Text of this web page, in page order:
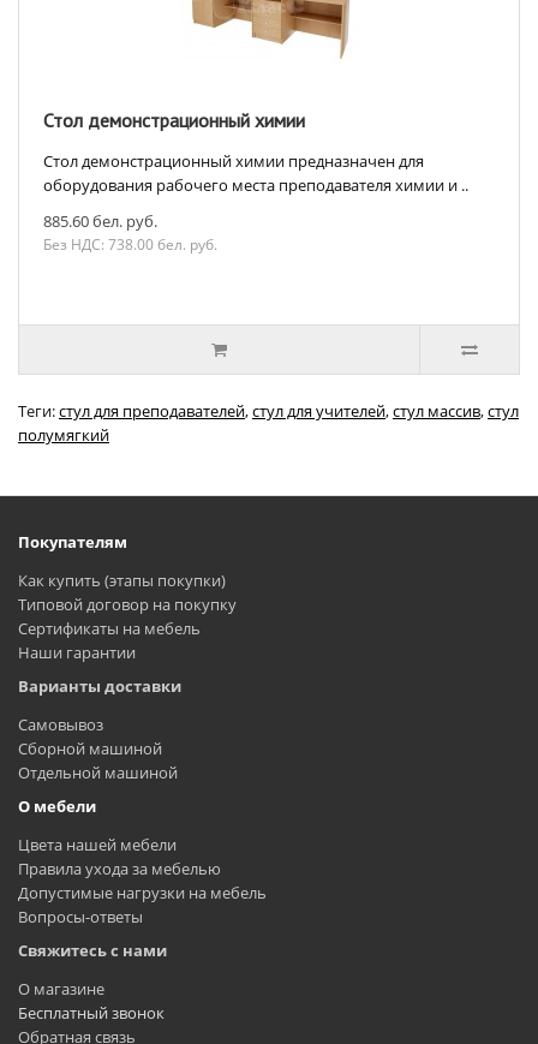
Стол демонстрационный химии
Стол демонстрационный химии предназначен для
оборудования рабочего места преподавателя химии и ..
885.60 бел. руб.
Без НДС: 738.00 бел. руб.
Теги:стул для преподавателей,стул для учителей,стул массив,стул
полумягкий
Покупателям
Как купить (этапы покупки)
Типовой договор на покупку
Сертификаты на мебель
Наши гарантии
Варианты доставки
Самовывоз
Сборной машиной
Отдельной машиной
О мебели
Цвета нашей мебели
Правила ухода за мебелью
Допустимые нагрузки на мебель
Вопросы-ответы
Свяжитесь с нами
О магазине
Бесплатный звонок
Обратная связь